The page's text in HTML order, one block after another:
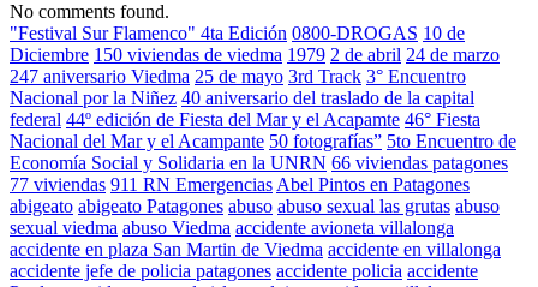
No comments found.
"Festival Sur Flamenco" 4ta Edición 0800-DROGAS 10 de
Diciembre 150 viviendas de viedma 1979 2 de abril 24 de marzo
247 aniversario Viedma 25 de mayo 3rd Track 3° Encuentro
Nacional por la Niñez 40 aniversario del traslado de la capital
federal 44º edición de Fiesta del Mar y el Acapamte 46° Fiesta
Nacional del Mar y el Acampante 50 fotografías” 5to Encuentro de
Economía Social y Solidaria en la UNRN 66 viviendas patagones
77 viviendas 911 RN Emergencias Abel Pintos en Patagones
abigeato abigeato Patagones abuso abuso sexual las grutas abuso
sexual viedma abuso Viedma accidente avioneta villalonga
accidente en plaza San Martin de Viedma accidente en villalonga
accidente jefe de policia patagones accidente policia accidente